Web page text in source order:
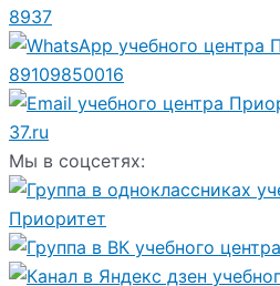
8937
89109850016
37.ru
Мы в соцсетях: